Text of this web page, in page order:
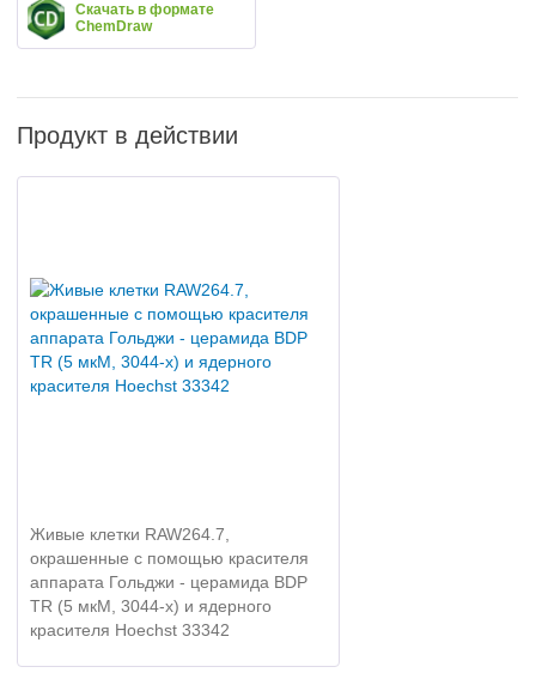
Скачать в формате
ChemDraw
Продукт в действии
Живые клетки RAW264.7,
окрашенные с помощью красителя
аппарата Гольджи - церамида BDP
TR (5 мкМ, 3044-x) и ядерного
красителя Hoechst 33342